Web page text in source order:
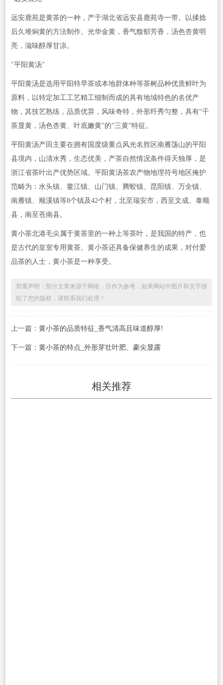
远安鹿苑是黄茶的一种，产于湖北省远安县鹿苑寺一带。以揉捻
后久堆焖黄的方法制作。光华金黄，香气馥郁芳香，汤色杏黄明
亮，滋味醇厚甘凉。
"平阳黄汤"
平阳黄汤是选用平阳特早茶或本地群体种等茶树品种优质鲜叶为
原料，以特定加工工艺精工细制而成的具有地域特色的名优产
物，其技艺熟练，品质优异，风味奇特，外形纤秀匀整，具有“干
茶显黄，汤色杏黄、叶底嫩黄”的“三黄”特征。
平阳黄汤产田主要在拥有国度级重点风光名胜区南雁荡山的平阳
县境内，山清水秀，生态优美，产茶自然情况条件得天独厚，是
浙江省茶叶出产优势区域。平阳黄汤茶农产物地理符号地区掩护
范畴为：水头镇、鳌江镇、山门镇、腾蛟镇、昆阳镇、万全镇、
南雁镇、顺溪镇等8个镇及42个村，北至瑞安市，西至文成、泰顺
县，南至苍南县。
黄小茶北港毛尖属于黄茶里的一种上等茶叶，是我国的特产，也
是古代的皇室专用黄茶。黄小茶还具备保健养生的成果，对付爱
品茶的人士，黄小茶是一种享受。
郑重声明：部分文章来源于网络，仅作为参考，如果网站中图片和文字侵
犯了您的版权，请联系我们处理！
上一篇： 黄小茶的品质特征_香气清高且味道醇厚!
下一篇： 黄小茶的特点_外形芽壮叶肥、豪尖显露
相关推荐